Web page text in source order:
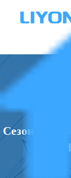
Сезонные
и